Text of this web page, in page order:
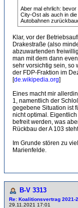
Aber mal ehrlich:
City-Ost als auch in
Autobahnen
Klar, vor der
Drakestraße (also
abzuwartenden
man mit dem dann
sehr vorsichtig sein, so
der FDP-Fraktion im
[de.wikipedia.org]
Eines macht mir
1, namentlich der
gegebene Situation ist
nicht optimal.
befreit werden, was
Rückbau der A 103
Im Grunde stören zu
Marienfelde.
B-V 3313
Re: Koalitionsvertrag 2021-
29.11.2021 17:01